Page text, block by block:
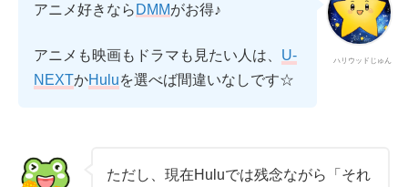
ハリウッドじゅん
アニメ好きなら DMMがお得♪
アニメも映画もドラマも見たい人は、
U-
NEXTかHuluを選べば間違いなしです☆
ただし、現在Huluでは残念ながら「それ